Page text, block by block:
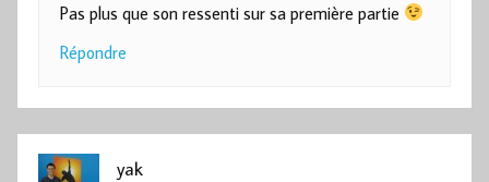
Pas plus que son ressenti sur sa première partie
Répondre
yak